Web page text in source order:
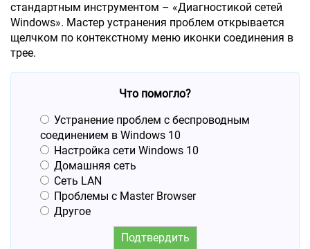
стандартным инструментом – «Диагностикой сетей
Windows». Мастер устранения проблем открывается
щелчком по контекстному меню иконки соединения в
трее.
Что помогло?
Устранение проблем с беспроводным
соединением в Windows 10
Настройка сети Windows 10
Домашняя сеть
Сеть LAN
Проблемы с Master Browser
Другое